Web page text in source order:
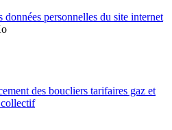
données personnelles du site internet
des boucliers tarifaires gaz et